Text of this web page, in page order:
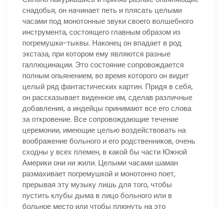
снадобья, он начинает петь и плясать целыми
часами под монотонные звуки своего волшебного
инструмента, состоящего главным образом из
погремушки-тыквы. Наконец он впадает в род
экстаза, при котором ему являются разные
галлюцинации. Это состояние сопровождается
полным опьянением, во время которого он видит
целый ряд фантастических картин. Придя в себя,
он рассказывает виденное им, сделав различные
добавления, а индейцы принимают все его слова
за откровение. Все сопровождающие течение
церемонии, имеющие целью воздействовать на
воображение больного и его родственников, очень
сходны у всех племен, в какой бы части Южной
Америки они ни жили. Целыми часами шаман
размахивает погремушкой и монотонно поет,
прерывая эту музыку лишь для того, чтобы
пустить клубы дыма в лицо больного или в
больное место или чтобы плюнуть на это